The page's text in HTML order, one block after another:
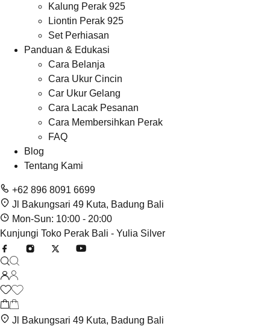
Kalung Perak 925
Liontin Perak 925
Set Perhiasan
Panduan & Edukasi
Cara Belanja
Cara Ukur Cincin
Car Ukur Gelang
Cara Lacak Pesanan
Cara Membersihkan Perak
FAQ
Blog
Tentang Kami
+62 896 8091 6699
Jl Bakungsari 49 Kuta, Badung Bali
Mon-Sun: 10:00 - 20:00
Kunjungi Toko Perak Bali - Yulia Silver
Jl Bakungsari 49 Kuta, Badung Bali